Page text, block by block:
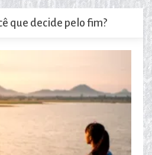
que decide pelo fim?